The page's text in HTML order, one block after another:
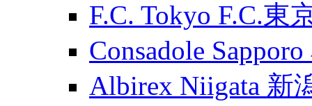
F.C. Tokyo F.C.東
Consadole
Albirex Niigata 新